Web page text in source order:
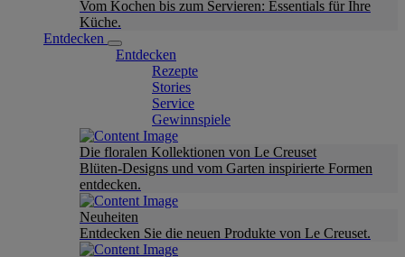
Vom Kochen bis zum Servieren: Essentials für Ihre
Küche.
Entdecken
Entdecken
Rezepte
Stories
Service
Gewinnspiele
Die floralen Kollektionen von Le Creuset
Blüten-Designs und vom Garten inspirierte Formen
entdecken.
Neuheiten
Entdecken Sie die neuen Produkte von Le Creuset.